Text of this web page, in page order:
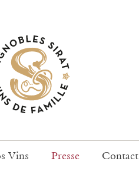
Vins Presse Contact